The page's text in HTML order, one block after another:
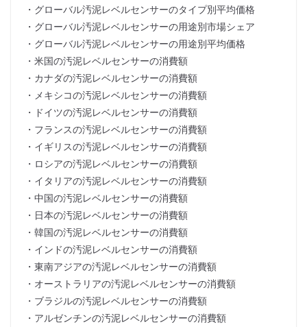
・グローバル汚泥レベルセンサーのタイプ別平均価格
・グローバル汚泥レベルセンサーの用途別市場シェア
・グローバル汚泥レベルセンサーの用途別平均価格
・米国の汚泥レベルセンサーの消費額
・カナダの汚泥レベルセンサーの消費額
・メキシコの汚泥レベルセンサーの消費額
・ドイツの汚泥レベルセンサーの消費額
・フランスの汚泥レベルセンサーの消費額
・イギリスの汚泥レベルセンサーの消費額
・ロシアの汚泥レベルセンサーの消費額
・イタリアの汚泥レベルセンサーの消費額
・中国の汚泥レベルセンサーの消費額
・日本の汚泥レベルセンサーの消費額
・韓国の汚泥レベルセンサーの消費額
・インドの汚泥レベルセンサーの消費額
・東南アジアの汚泥レベルセンサーの消費額
・オーストラリアの汚泥レベルセンサーの消費額
・ブラジルの汚泥レベルセンサーの消費額
・アルゼンチンの汚泥レベルセンサーの消費額